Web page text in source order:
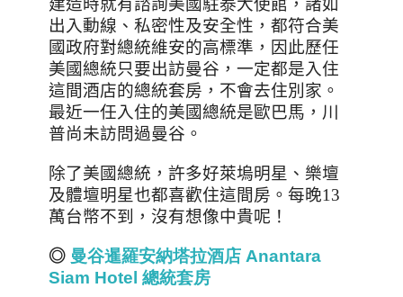
建造時就有諮詢美國駐泰大使館，諸如
出入動線、私密性及安全性，都符合美
國政府對總統維安的高標準，因此歷任
美國總統只要出訪曼谷，一定都是入住
這間酒店的總統套房，不會去住別家。
最近一任入住的美國總統是歐巴馬，川
普尚未訪問過曼谷。
除了美國總統，許多好萊塢明星、樂壇
及體壇明星也都喜歡住這間房。每晚13
萬台幣不到，沒有想像中貴呢！
◎ 曼谷暹羅安納塔拉酒店 Anantara
Siam Hotel 總統套房